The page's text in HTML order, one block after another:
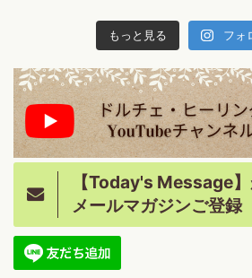
もっと見る フォ
【Today's Message
メールマガジンご登録